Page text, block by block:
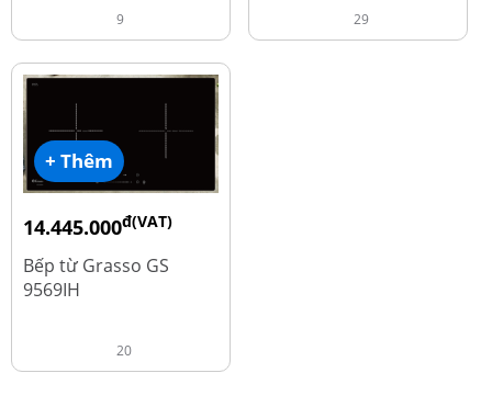
9 29
+ Thêm
14.445.000đ(VAT)
19.260.000
Bếp từ Grasso GS
9569IH
20